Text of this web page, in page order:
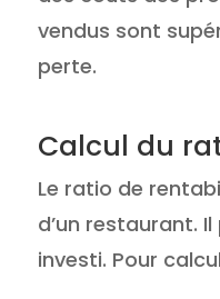
vendus sont
perte.
Calcul du
Le ratio de
d’un restaurant.
investi. Pour